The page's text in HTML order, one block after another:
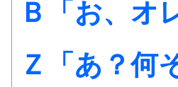
Ｂ「お、オ
Ｚ「あ？何